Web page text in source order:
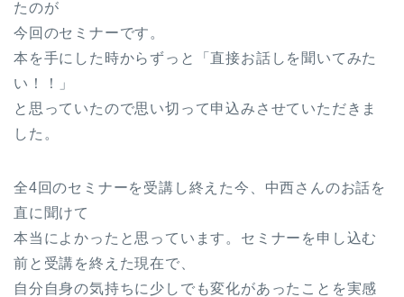
たのが
今回のセミナーです。
本を手にした時からずっと「直接お話しを聞いてみた
い！！」
と思っていたので思い切って申込みさせていただきま
した。
全4回のセミナーを受講し終えた今、中西さんのお話を
直に聞けて
本当によかったと思っています。セミナーを申し込む
前と受講を終えた現在で、
自分自身の気持ちに少しでも変化があったことを実感